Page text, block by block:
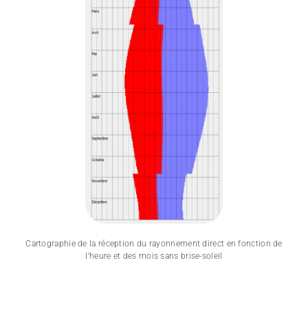
Cartographie de la réception du rayonnement direct en fonction de
l’heure et des mois sans brise-soleil